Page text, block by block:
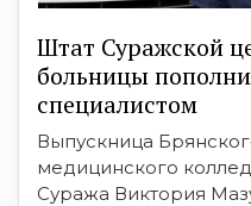
Штат Суражской
больницы
специалистом
Выпускница
медицинского
Суража Виктория